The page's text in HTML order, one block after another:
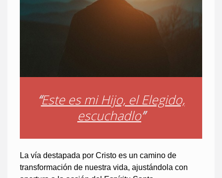
“Este es mi Hijo, el Elegido,
escuchadlo”
La vía destapada por Cristo es un camino de
transformación de nuestra vida, ajustándola con